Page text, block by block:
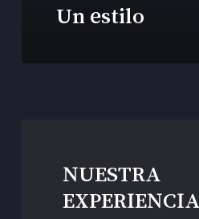
Un estilo
NUESTRA
EXPERIENCIA